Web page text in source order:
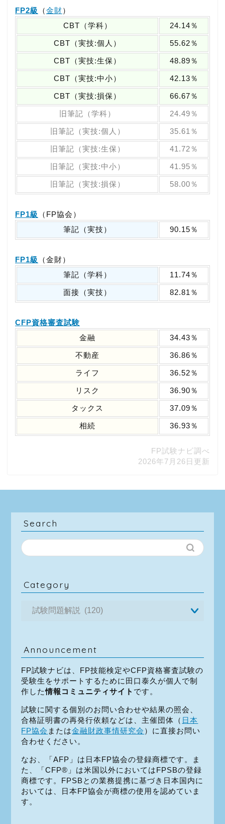
FP2級 （金財）
CBT（学科）
24.14％
CBT（実技:個人） 55.62％
CBT（実技:生保） 48.89％
CBT（実技:中小） 42.13％
CBT（実技:損保） 66.67％
旧筆記（学科） 24.49％
旧筆記（実技:個人） 35.61％
旧筆記（実技:生保） 41.72％
旧筆記（実技:中小） 41.95％
旧筆記（実技:損保） 58.00％
FP1級
（FP協会）
筆記（実技）
90.15％
FP1級
（金財）
筆記（学科）
11.74％
面接（実技） 82.81％
CFP資格審査試験
金融
34.43％
不動産 36.86％
ライフ 36.52％
リスク 36.90％
タックス 37.09％
相続 36.93％
FP試験ナビ調べ
2026年7月26日更新
Search
Category
Announcement
FP試験ナビは、FP技能検定やCFP資格審査試験の
受験生をサポートするために田口泰久が個人で制
作した情報コミュニティサイト です。
試験に関する個別のお問い合わせや結果の照会、
合格証明書の再発行依頼などは、主催団体（ 日本
FP協会 または金融財政事情研究会 ）に直接お問い
合わせください。
なお、「AFP」は日本FP協会の登録商標です。ま
た、「CFP®」は米国以外においてはFPSBの登録
商標です。FPSBとの業務提携に基づき日本国内に
おいては、日本FP協会が商標の使用を認めていま
す。